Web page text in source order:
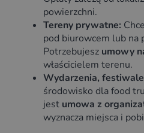
powierzchni.
Tereny prywatne:
pod biurowcem lub na
Potrzebujesz umowy
właścicielem terenu.
Wydarzenia,
środowisko dla food
jest umowa z
wyznacza miejsca i